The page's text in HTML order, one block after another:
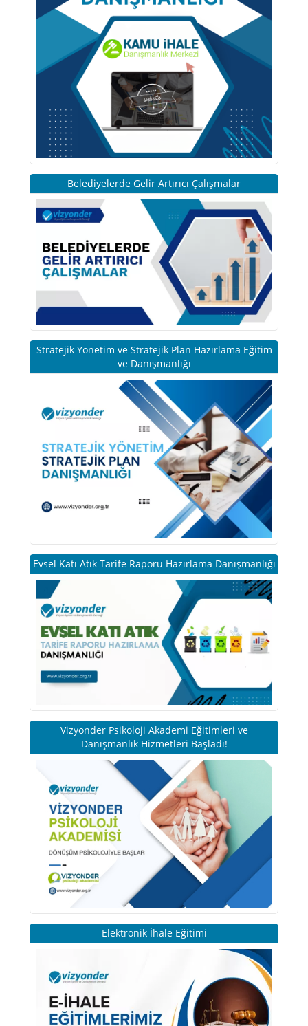
Belediyelerde Gelir Artırıcı Çalışmalar
Stratejik Yönetim ve Stratejik Plan Hazırlama Eğitim
ve Danışmanlığı
Evsel Katı Atık Tarife Raporu Hazırlama Danışmanlığı
Vizyonder Psikoloji Akademi Eğitimleri ve
Danışmanlık Hizmetleri Başladı!
Elektronik İhale Eğitimi